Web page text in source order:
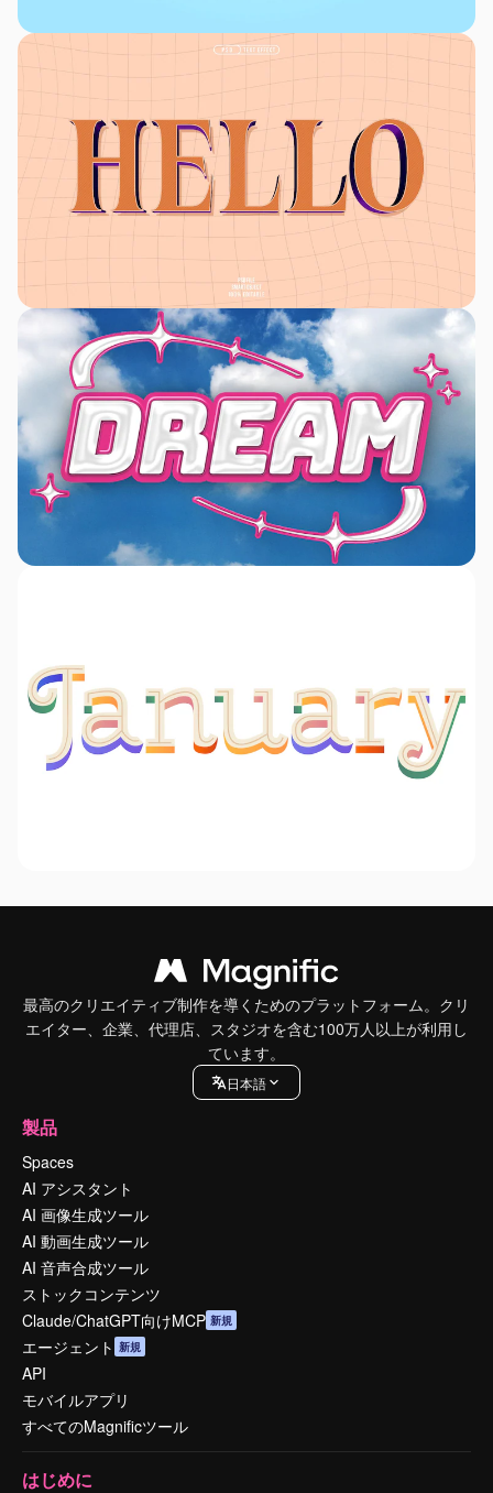
最高のクリエイティブ制作を導くためのプラットフォーム。クリ
エイター、企業、代理店、スタジオを含む100万人以上が利用し
ています。
日本語
製品
Spaces
AI アシスタント
AI 画像生成ツール
AI 動画生成ツール
AI 音声合成ツール
ストックコンテンツ
Claude/ChatGPT向けMCP 新規
エージェント 新規
API
モバイルアプリ
すべてのMagnificツール
はじめに